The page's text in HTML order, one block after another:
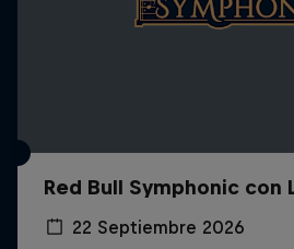
Red Bull Symphonic con
22 Septiembre 2026